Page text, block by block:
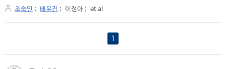
조숙인 ; 배윤진 ; 이정아 ; et al
1